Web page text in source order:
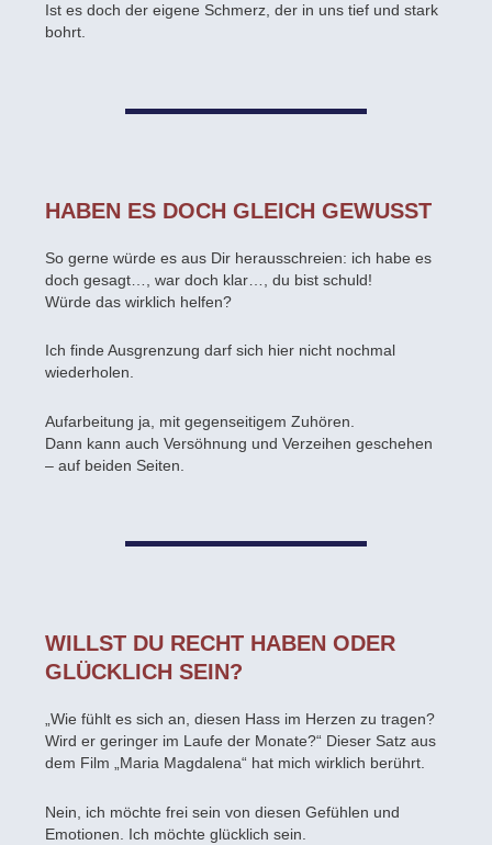
Ist es doch der eigene Schmerz, der in uns tief und stark
bohrt.
HABEN ES DOCH GLEICH GEWUSST
So gerne würde es aus Dir herausschreien: ich habe es
doch gesagt…, war doch klar…, du bist schuld!
Würde das wirklich helfen?
Ich finde Ausgrenzung darf sich hier nicht nochmal
wiederholen.
Aufarbeitung ja, mit gegenseitigem Zuhören.
Dann kann auch Versöhnung und Verzeihen geschehen
– auf beiden Seiten.
WILLST DU RECHT HABEN ODER
GLÜCKLICH SEIN?
„Wie fühlt es sich an, diesen Hass im Herzen zu tragen?
Wird er geringer im Laufe der Monate?“ Dieser Satz aus
dem Film „Maria Magdalena“ hat mich wirklich berührt.
Nein, ich möchte frei sein von diesen Gefühlen und
Emotionen. Ich möchte glücklich sein.